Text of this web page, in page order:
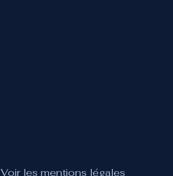
Voir les mentions légales